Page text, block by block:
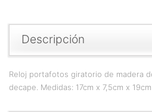
Descripción
Reloj portafotos giratorio de madera
decape. Medidas: 17cm x 7,5cm x 19cm